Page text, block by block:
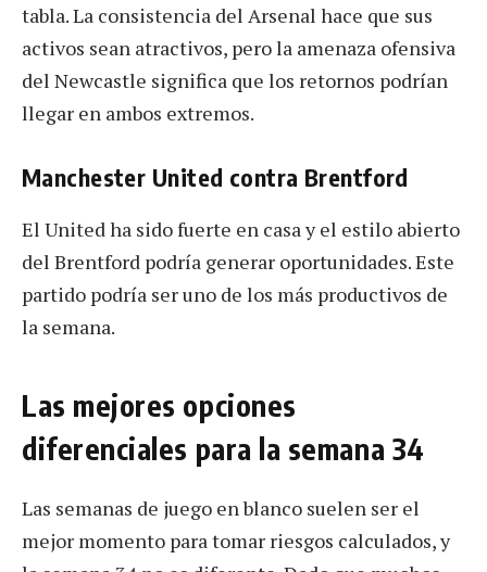
tabla. La consistencia del Arsenal hace que sus
activos sean atractivos, pero la amenaza ofensiva
del Newcastle significa que los retornos podrían
llegar en ambos extremos.
Manchester United contra Brentford
El United ha sido fuerte en casa y el estilo abierto
del Brentford podría generar oportunidades. Este
partido podría ser uno de los más productivos de
la semana.
Las mejores opciones
diferenciales para la semana 34
Las semanas de juego en blanco suelen ser el
mejor momento para tomar riesgos calculados, y